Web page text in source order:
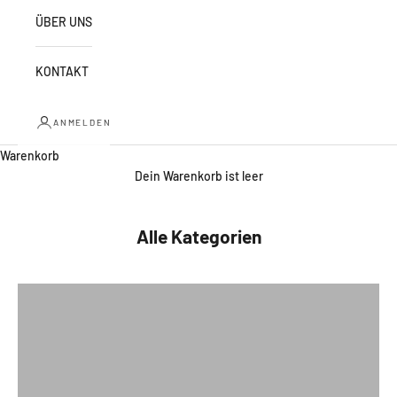
ÜBER UNS
KONTAKT
ANMELDEN
Warenkorb
Dein Warenkorb ist leer
Alle Kategorien